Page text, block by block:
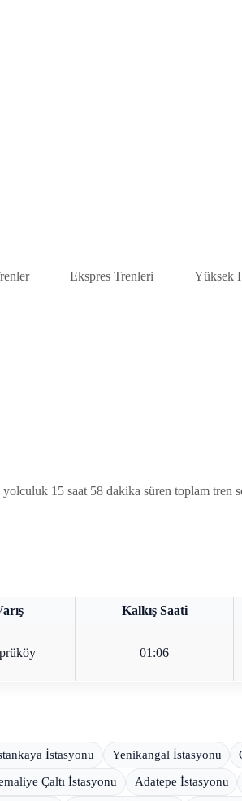
Ekspres Trenleri Yüksek
15 saat 58 dakika süren toplam tren
Kalkış Saati
01:06
İstasyonu Yenikangal İstasyonu
Çaltı İstasyonu Adatepe İstasyonu